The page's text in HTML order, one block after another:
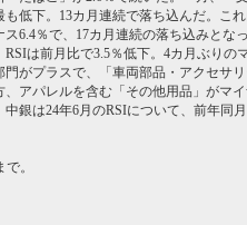
も低下。13カ月連続で落ち込んだ。こ
ス6.4％で、17カ月連続の落ち込みとなっ
RSIは前月比で3.5％低下。4カ月ぶりの
門がプラスで、「車両部品・アクセサ
、アパレルを含む「その他用品」がマイ
中銀は24年6月のRSIについて、前年同
。